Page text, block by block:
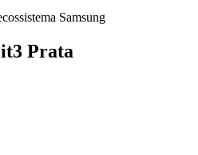
Samsung
Prata